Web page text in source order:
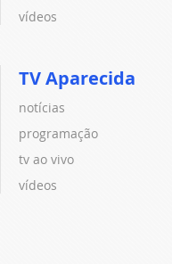
vídeos
TV Aparecida
notícias
programação
tv ao vivo
vídeos